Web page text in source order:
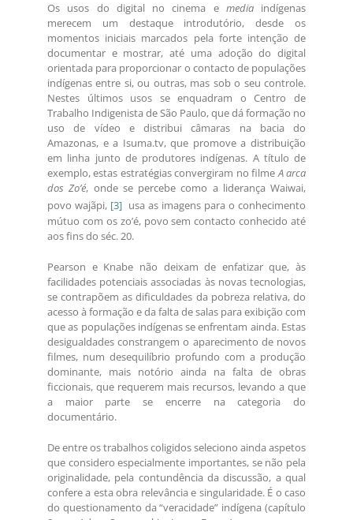
Os usos do digital no cinema e mediaindígenas
merecem um destaque introdutório, desde os
momentos iniciais marcados pela forte intenção de
documentar e mostrar, até uma adoção do digital
orientada para proporcionar o contacto de populações
indígenas entre si, ou outras, mas sob o seu controle.
Nestes últimos usos se enquadram o Centro de
Trabalho Indigenista de São Paulo, que dá formação no
uso de vídeo e distribui câmaras na bacia do
Amazonas, e a Isuma.tv, que promove a distribuição
em linha junto de produtores indígenas. A título de
exemplo, estas estratégias convergiram no filmeA arca
dos Zo’é, onde se percebe como a liderança Waiwai,
povo wajãpi, [3] usa as imagens para o conhecimento
mútuo com os zo’é, povo sem contacto conhecido até
aos fins do séc. 20.
Pearson e Knabe não deixam de enfatizar que, às
facilidades potenciais associadas às novas tecnologias,
se contrapõem as dificuldades da pobreza relativa, do
acesso à formação e da falta de salas para exibição com
que as populações indígenas se enfrentam ainda. Estas
desigualdades constrangem o aparecimento de novos
filmes, num desequilíbrio profundo com a produção
dominante, mais notório ainda na falta de obras
ficcionais, que requerem mais recursos, levando a que
a maior parte se encerre na categoria do
documentário.
De entre os trabalhos coligidos seleciono ainda aspetos
que considero especialmente importantes, se não pela
originalidade, pela contundência da discussão, a qual
confere a esta obra relevância e singularidade. É o caso
do questionamento da “veracidade” indígena (capítulo